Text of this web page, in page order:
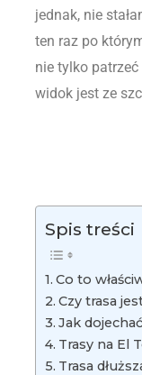
jednak, nie
ten raz po
nie tylko
widok jest ze
Spis treści
Co to
Czy trasa
Jak
Trasy na El
Trasa